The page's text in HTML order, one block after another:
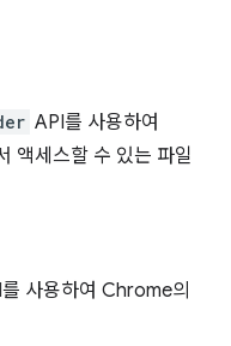
API를 사용하여
액세스할 수 있는 파일
사용하여 Chrome의